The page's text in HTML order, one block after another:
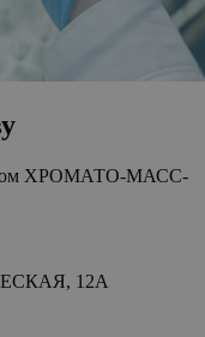
ХРОМАТО-МАСС-
12А